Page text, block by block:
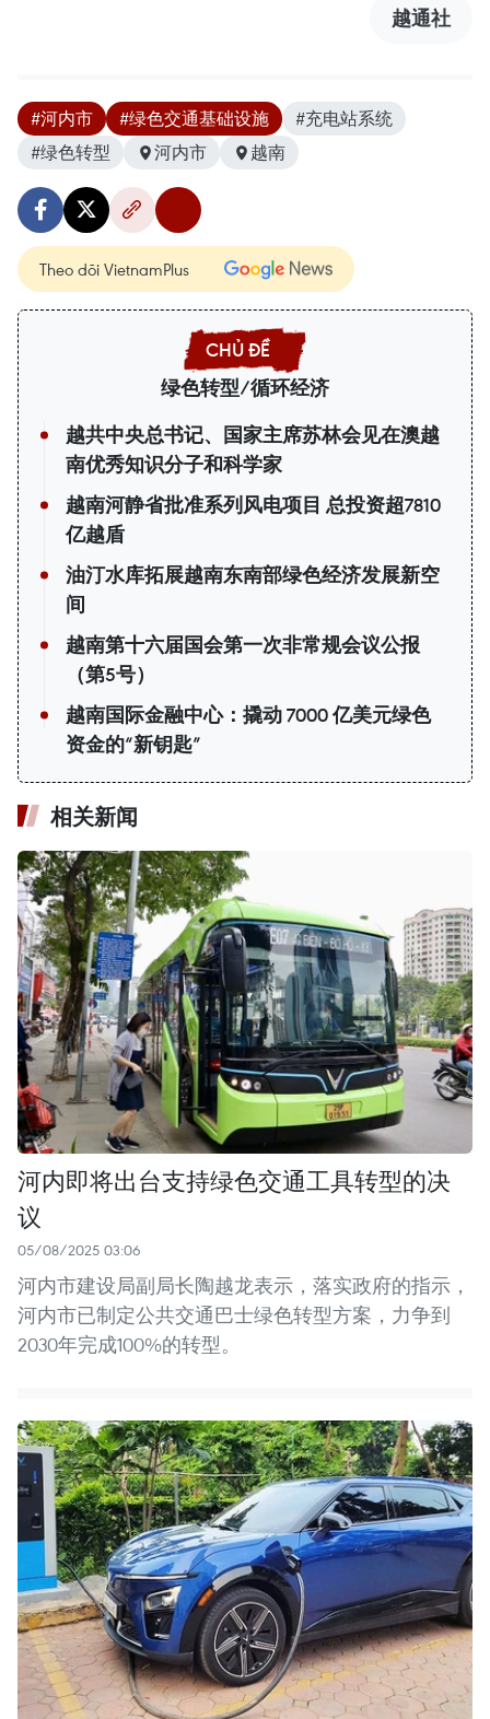
越通社
#河内市 #绿色交通基础设施
#充电站系统
#绿色转型
河内市 越南
Theo dõi VietnamPlus
绿色转型/循环经济
越共中央总书记、国家主席苏林会见在澳越
南优秀知识分子和科学家
越南河静省批准系列风电项目 总投资超7810
亿越盾
油汀水库拓展越南东南部绿色经济发展新空
间
越南第十六届国会第一次非常规会议公报
（第5号）
越南国际金融中心：撬动 7000 亿美元绿色
资金的“新钥匙”
相关新闻
河内即将出台支持绿色交通工具转型的决
议
05/08/2025 03:06
河内市建设局副局长陶越龙表示，落实政府的指示，
河内市已制定公共交通巴士绿色转型方案，力争到
2030年完成100%的转型。